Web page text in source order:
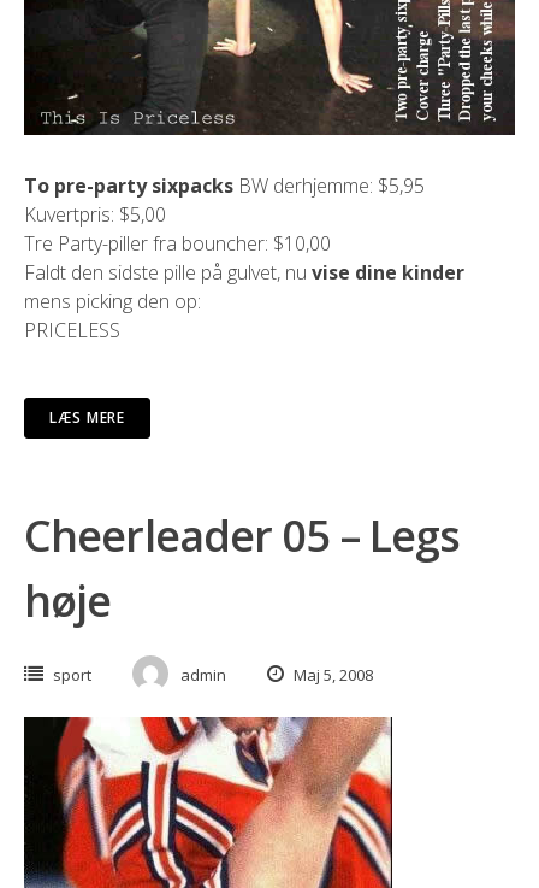
To pre-party sixpacks BW derhjemme: $5,95
Kuvertpris: $5,00
Tre Party-piller fra bouncher: $10,00
Faldt den sidste pille på gulvet, nu vise dine kinder
mens picking den op:
PRICELESS
LÆS MERE
Cheerleader 05 – Legs
høje
sport admin Maj 5, 2008